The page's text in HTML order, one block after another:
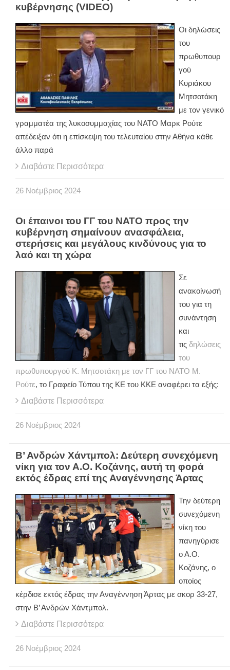
κυβέρνησης (VIDEO)
Οι δηλώσεις
του
πρωθυπουρ
γού
Κυριάκου
Μητσοτάκη
με τον γενικό
γραμματέα της λυκοσυμμαχίας του ΝΑΤΟ Μαρκ Ρούτε
απέδειξαν ότι η επίσκεψη του τελευταίου στην Αθήνα κάθε
άλλο παρά
Διαβάστε Περισσότερα
26 Νοέμβριος 2024
Οι έπαινοι του ΓΓ του ΝΑΤΟ προς την
κυβέρνηση σημαίνουν ανασφάλεια,
στερήσεις και μεγάλους κινδύνους για το
λαό και τη χώρα
Σε
ανακοίνωσή
του για τη
συνάντηση
και
τις δηλώσεις
του
πρωθυπουργού Κ. Μητσοτάκη με τον ΓΓ του ΝΑΤΟ Μ.
Ρούτε, το Γραφείο Τύπου της ΚΕ του ΚΚΕ αναφέρει τα εξής:
Διαβάστε Περισσότερα
26 Νοέμβριος 2024
Β’ Ανδρών Χάντμπολ: Δεύτερη συνεχόμενη
νίκη για τον Α.Ο. Κοζάνης, αυτή τη φορά
εκτός έδρας επί της Αναγέννησης Άρτας
Την δεύτερη
συνεχόμενη
νίκη του
πανηγύρισε
ο Α.Ο.
Κοζάνης, ο
οποίος
κέρδισε εκτός έδρας την Αναγέννηση Άρτας με σκορ 33-27,
στην Β’ Ανδρών Χάντμπολ.
Διαβάστε Περισσότερα
26 Νοέμβριος 2024